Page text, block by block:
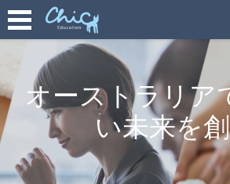
オーストラリア
い未来を